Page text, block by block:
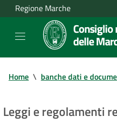
Regione Marche
Consiglio
delle
Home \ banche dati e
Leggi e regolamenti